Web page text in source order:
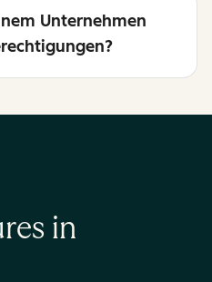
Unternehmen
in